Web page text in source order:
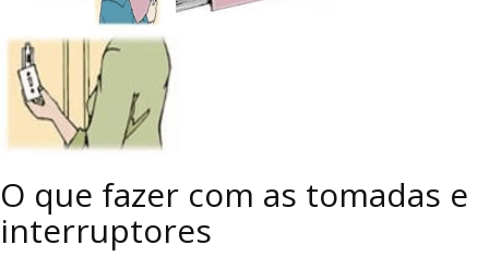
O que fazer com as tomadas e
interruptores